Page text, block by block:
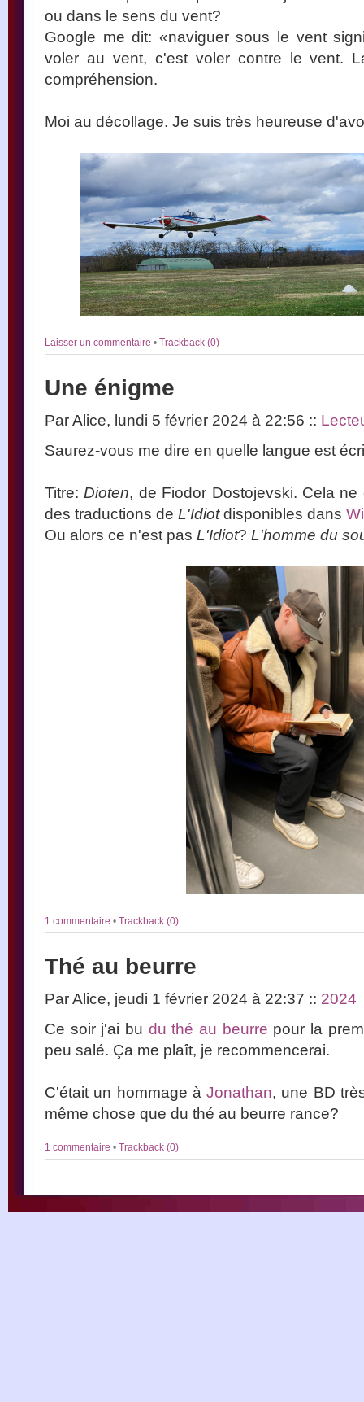
ou dans le sens du vent?
Google me dit: «naviguer sous le vent
voler au vent, c'est voler contre le vent.
compréhension.
Moi au décollage. Je suis très heureuse
Laisser un commentaire • Trackback (0)
Une énigme
Par Alice, lundi 5 février 2024 à 22:56 ::
Saurez-vous me dire en quelle langue est
Titre:Dioten, de Fiodor Dostojevski. Cela
des traductions de L'Idiotdisponibles dans
Ou alors ce n'est pas L'Idiot? L'homme du
1 commentaire • Trackback (0)
Thé au beurre
Par Alice, jeudi 1 février 2024 à 22:37 :: 2024
Ce soir j'ai bu du thé au beurre pour la
peu salé. Ça me plaît, je recommencerai.
C'était un hommage àJonathan, une BD
même chose que du thé au beurre rance?
1 commentaire • Trackback (0)